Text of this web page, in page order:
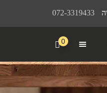
072-3319433
0